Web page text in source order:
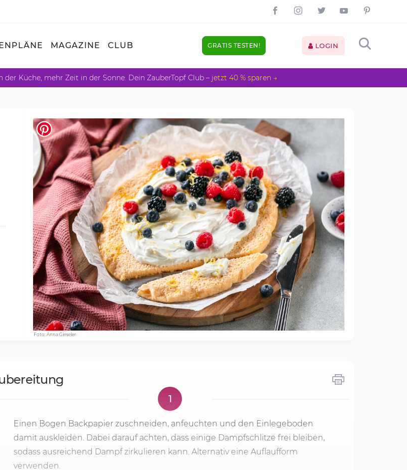
MAGAZINE CLUB GRATIS TESTEN! LOGIN
der Küche, mehr Zeit in der Sonne. Dein ZauberTopf Club – jetzt 40 % sparen →
Foto: Anna Gieseler
1
Einen Bogen Backpapier zuschneiden, anfeuchten und den Einlegeboden
damit auskleiden. Dabei darauf achten, dass einige Dampfschlitze frei bleiben,
sodass ausreichend Dampf zirkulieren kann. Alternativ eine Auflaufform
verwenden.